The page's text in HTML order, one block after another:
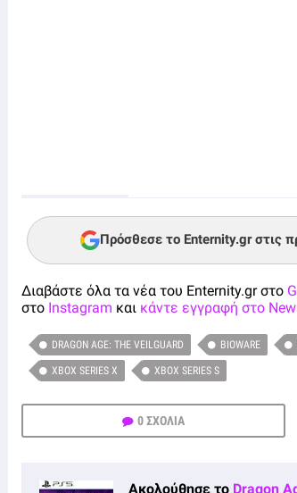
Πρόσθεσε το Enternity.gr στις
Διαβάστε όλα τα νέα του Enternity.gr στο
στο Instagram και κάντε εγγραφή στο
DRAGON AGE: THE VEILGUARD BIOWARE
XBOX SERIES X XBOX SERIES S
0 ΣΧΟΛΙΑ
Ακολούθησε το Dragon